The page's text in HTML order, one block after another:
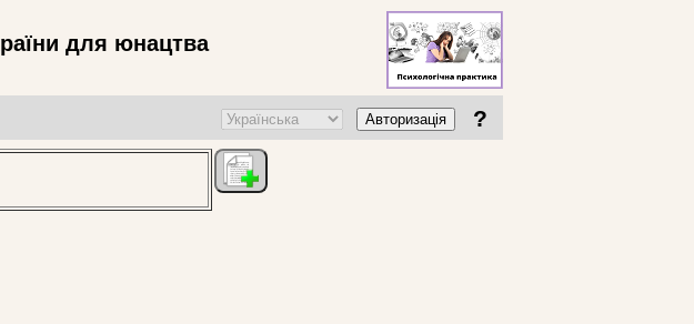
для юнацтва
Авторизація ?